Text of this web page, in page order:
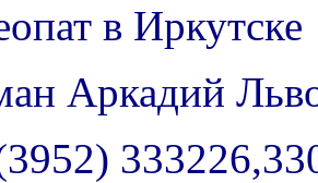
в Иркутске
Аркадий